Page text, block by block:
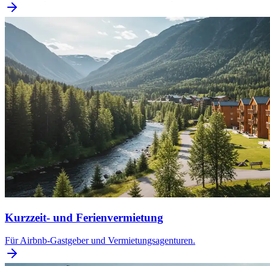
Kurzzeit- und Ferienvermietung
Für Airbnb-Gastgeber und Vermietungsagenturen.